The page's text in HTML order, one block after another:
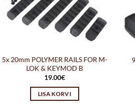
5x 20mm POLYMER RAILS FOR M-
LOK & KEYMOD B
19.00€
LISA KORVI